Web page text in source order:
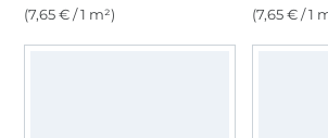
(7,65 € / 1 m²)
(7,65 € / 1